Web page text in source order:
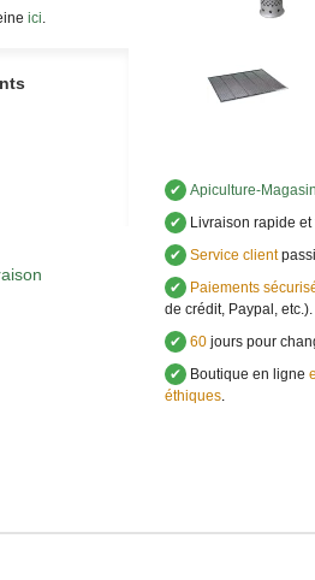
ici.
✔ Apiculture-Magasin
✔ Livraison rapide et
✔ Service client
✔ Paiements
de crédit, Paypal, etc.).
✔ 60jours pour
✔ Boutique en ligne
éthiques.